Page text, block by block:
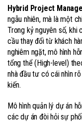
Hybrid Project
ngẫu nhiên, mà là một
Trong kỷ nguyên số,
cầu thay đổi từ khách
nghiêm ngặt, mô hình
tổng thể (High-level)
nhà đầu tư có cái nhìn
kiến.
Mô hình quản lý dự án
các dự án đòi hỏi sự